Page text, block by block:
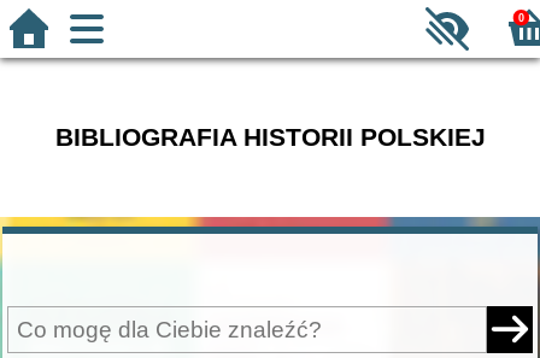
0
BIBLIOGRAFIA HISTORII POLSKIEJ